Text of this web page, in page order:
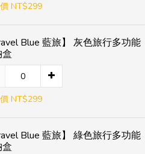
NT$299
Blue 藍旅】 灰色旅行多功能
NT$299
Blue 藍旅】 綠色旅行多功能